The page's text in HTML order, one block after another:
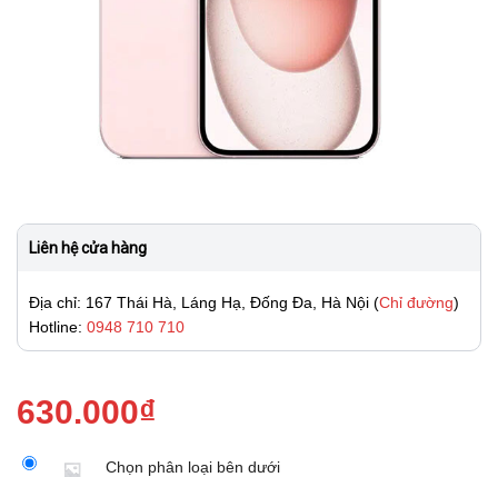
Liên hệ cửa hàng
Địa chỉ: 167 Thái Hà, Láng Hạ, Đống Đa, Hà Nội (Chỉ đường)
Hotline: 0948 710 710
630.000₫
Chọn phân loại bên dưới